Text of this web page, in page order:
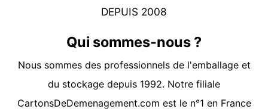
DEPUIS 2008
Qui sommes-nous ?
Nous sommes des professionnels de l'emballage et
du stockage depuis 1992. Notre filiale
CartonsDeDemenagement.com est le n°1 en France